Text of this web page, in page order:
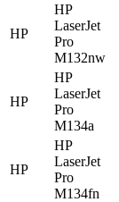
HP
HP
LaserJet
Pro
M132nw
HP
HP
LaserJet
Pro
M134a
HP
HP
LaserJet
Pro
M134fn